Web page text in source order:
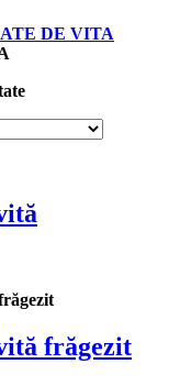
DE VITA
frăgezit